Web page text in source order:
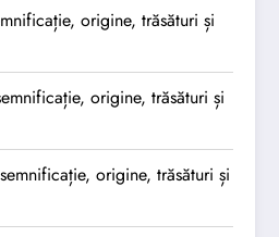
origine, trăsături și
origine, trăsături și
origine, trăsături și